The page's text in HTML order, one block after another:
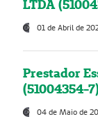
LTDA
01 de Abril de
Prestador
(51004354-
04 de Maio de